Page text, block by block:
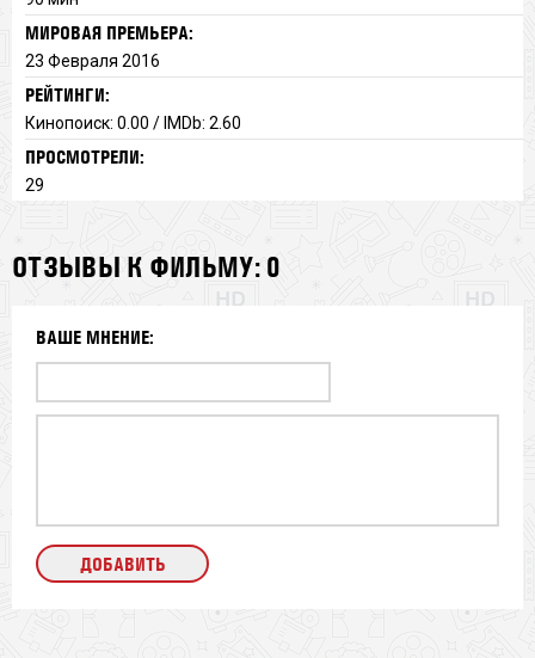
МИРОВАЯ ПРЕМЬЕРА:
23 Февраля 2016
РЕЙТИНГИ:
Кинопоиск: 0.00 / IMDb: 2.60
ПРОСМОТРЕЛИ:
29
ОТЗЫВЫ К ФИЛЬМУ: 0
ВАШЕ МНЕНИЕ: